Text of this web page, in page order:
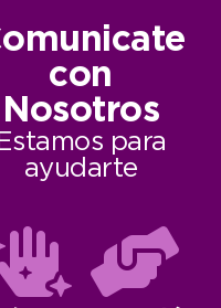
con
Nosotros
Estamos para
ayudarte